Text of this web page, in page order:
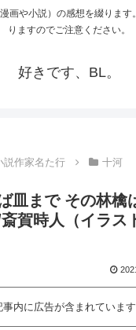
画や小説）の感想を綴ります
りますのでご注意ください。
好きです、BL。
説作家名た行 十河
皿まで その林
賀時人（イラ
事内に広告が含まれています